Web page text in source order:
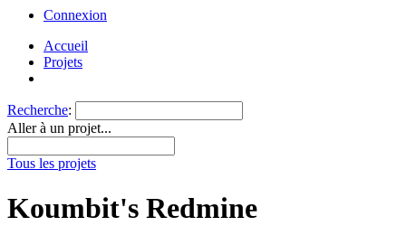
Connexion
Accueil
Projets
Recherche:
Aller à un projet...
Tous les projets
Koumbit's Redmine